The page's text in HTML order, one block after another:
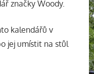
značky Woody.
kalendářů v
jej umístit na stůl